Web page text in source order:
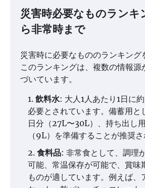
災害時必要なものランキ
ら非常時まで
災害時に必要なもののランキング
このランキングは、複数の情報源
づいています。
飲料水: 大人1人あたり1日に
必要とされています。備蓄用と
日分（27L〜30L）、持ち出し
（9L）を準備することが推奨さ
食料品: 非常食として、調理
可能、常温保存が可能で、賞味
ものが適しています。例えば、